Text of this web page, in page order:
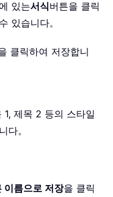
있는서식버튼을 클릭
있습니다。
클릭하여 저장합니
제목 2 등의 스타일
다。
이름으로 저장을 클릭